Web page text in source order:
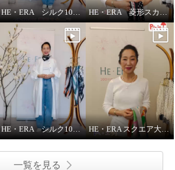
HE・ERA 菱形スカーフの巻き方
HE・ERA シルク100％アレンジ広がる 菱形スカーフ HE・ERA スクエア大判スカーフの巻き方②
一覧を見る